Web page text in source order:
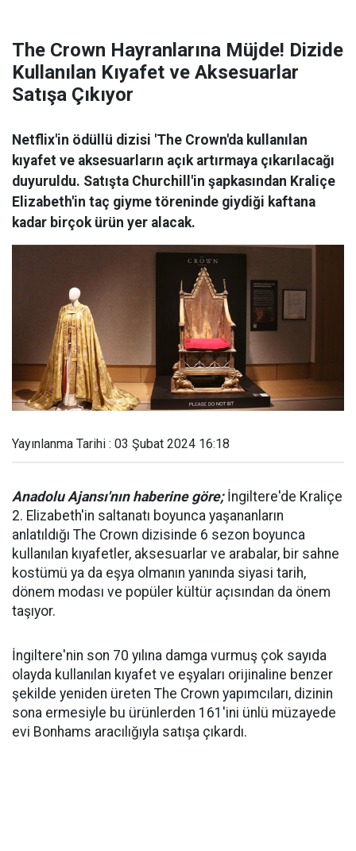
The Crown Hayranlarına Müjde! Dizide
Kullanılan Kıyafet ve Aksesuarlar
Satışa Çıkıyor
Netflix'in ödüllü dizisi 'The Crown'da kullanılan
kıyafet ve aksesuarların açık artırmaya çıkarılacağı
duyuruldu. Satışta Churchill'in şapkasından Kraliçe
Elizabeth'in taç giyme töreninde giydiği kaftana
kadar birçok ürün yer alacak.
Yayınlanma Tarihi : 03 Şubat 2024 16:18
Anadolu Ajansı'nın haberine göre;İngiltere'de Kraliçe
2. Elizabeth'in saltanatı boyunca yaşananların
anlatıldığı The Crown dizisinde 6 sezon boyunca
kullanılan kıyafetler, aksesuarlar ve arabalar, bir sahne
kostümü ya da eşya olmanın yanında siyasi tarih,
dönem modası ve popüler kültür açısından da önem
taşıyor.
İngiltere'nin son 70 yılına damga vurmuş çok sayıda
olayda kullanılan kıyafet ve eşyaları orijinaline benzer
şekilde yeniden üreten The Crown yapımcıları, dizinin
sona ermesiyle bu ürünlerden 161'ini ünlü müzayede
evi Bonhams aracılığıyla satışa çıkardı.